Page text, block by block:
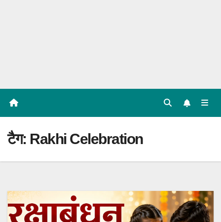
टैग: Rakhi Celebration